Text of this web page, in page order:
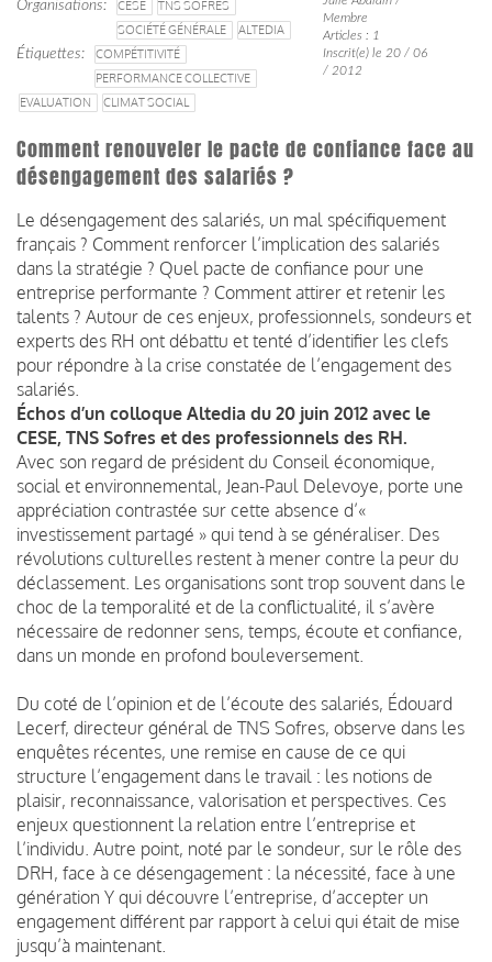
Organisations CESE
TNS SOFRES
SOCIÉTÉ GÉNÉRALE
ALTEDIA
Étiquettes
COMPÉTITIVITÉ
PERFORMANCE COLLECTIVE
EVALUATION
CLIMAT SOCIAL
Membre
Articles : 1
Inscrit(e) le 20 / 06
/ 2012
Comment renouveler le pacte de confiance face au
désengagement des salariés ?
Le désengagement des salariés, un mal spécifiquement
français ? Comment renforcer l’implication des salariés
dans la stratégie ? Quel pacte de confiance pour une
entreprise performante ? Comment attirer et retenir les
talents ? Autour de ces enjeux, professionnels, sondeurs et
experts des RH ont débattu et tenté d’identifier les clefs
pour répondre à la crise constatée de l’engagement des
salariés.
Échos d’un colloque Altedia du 20 juin 2012 avec le
CESE, TNS Sofres et des professionnels des RH.
Avec son regard de président du Conseil économique,
social et environnemental, Jean-Paul Delevoye, porte une
appréciation contrastée sur cette absence d’«
investissement partagé » qui tend à se généraliser. Des
révolutions culturelles restent à mener contre la peur du
déclassement. Les organisations sont trop souvent dans le
choc de la temporalité et de la conflictualité, il s’avère
nécessaire de redonner sens, temps, écoute et confiance,
dans un monde en profond bouleversement.
Du coté de l’opinion et de l’écoute des salariés, Édouard
Lecerf, directeur général de TNS Sofres, observe dans les
enquêtes récentes, une remise en cause de ce qui
structure l’engagement dans le travail : les notions de
plaisir, reconnaissance, valorisation et perspectives. Ces
enjeux questionnent la relation entre l’entreprise et
l’individu. Autre point, noté par le sondeur, sur le rôle des
DRH, face à ce désengagement : la nécessité, face à une
génération Y qui découvre l’entreprise, d’accepter un
engagement différent par rapport à celui qui était de mise
jusqu’à maintenant.